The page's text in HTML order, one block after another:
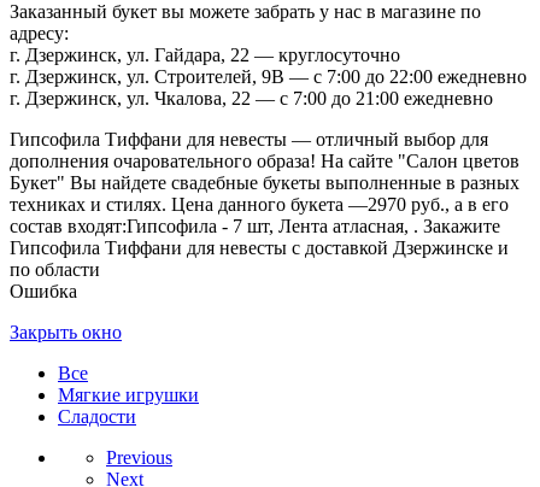
Заказанный букет вы можете забрать у нас в магазине по
адресу:
г. Дзержинск, ул. Гайдара, 22 — круглосуточно
г. Дзержинск, ул. Строителей, 9В — с 7:00 до 22:00 ежедневно
г. Дзержинск, ул. Чкалова, 22 — с 7:00 до 21:00 ежедневно
Гипсофила Тиффани для невесты — отличный выбор для
дополнения очаровательного образа! На сайте "Салон цветов
Букет" Вы найдете свадебные букеты выполненные в разных
техниках и стилях. Цена данного букета —2970 руб., а в его
состав входят:Гипсофила - 7 шт, Лента атласная, . Закажите
Гипсофила Тиффани для невесты с доставкой Дзержинске и
по области
Ошибка
Закрыть окно
Все
Мягкие игрушки
Сладости
Previous
Next